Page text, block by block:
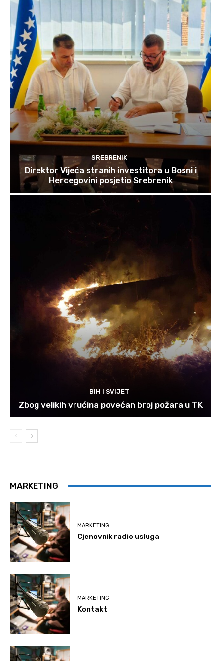
SREBRENIK
Direktor Vijeća stranih investitora u Bosni i
Hercegovini posjetio Srebrenik
BIH I SVIJET
Zbog velikih vrućina povećan broj požara u TK
MARKETING
MARKETING
Cjenovnik radio usluga
MARKETING
Kontakt